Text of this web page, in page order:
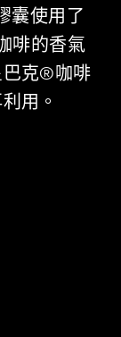
囊使用了
啡的香氣
巴克®咖啡
用。